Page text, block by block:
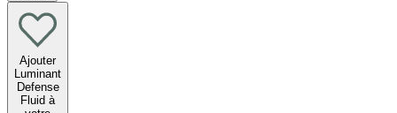
Ajouter
Luminant
Defense
Fluid à